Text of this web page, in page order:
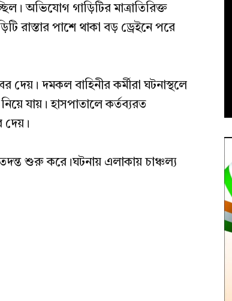
অভিযোগ গাড়িটির মাত্রাতিরিক্ত
রাস্তার পাশে থাকা বড় ড্রেইনে পরে
দেয়। দমকল বাহিনীর কর্মীরা ঘটনাস্থলে
যায়। হাসপাতালে কর্তব্যরত
দেয়।
শুরু করে।ঘটনায় এলাকায় চাঞ্চল্য